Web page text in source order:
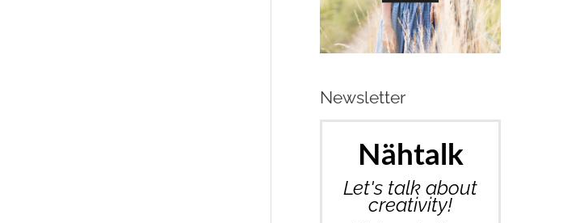
Newsletter
Nähtalk
Let's talk about
creativity!